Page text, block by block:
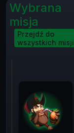
Wybrana
misja
Przejdź do
wszystkich misji